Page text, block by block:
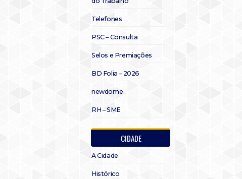
Telefones
PSC – Consulta
Selos e Premiações
BD Folia – 2026
newdome
RH – SME
CIDADE
A Cidade
Histórico